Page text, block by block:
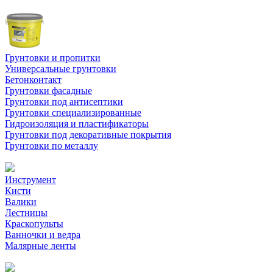
Грунтовки и пропитки
Универсальные грунтовки
Бетонконтакт
Грунтовки фасадные
Грунтовки под антисептики
Грунтовки специализированные
Гидроизоляция и пластификаторы
Грунтовки под декоративные покрытия
Грунтовки по металлу
Инструмент
Кисти
Валики
Лестницы
Краскопульты
Ванночки и ведра
Малярные ленты